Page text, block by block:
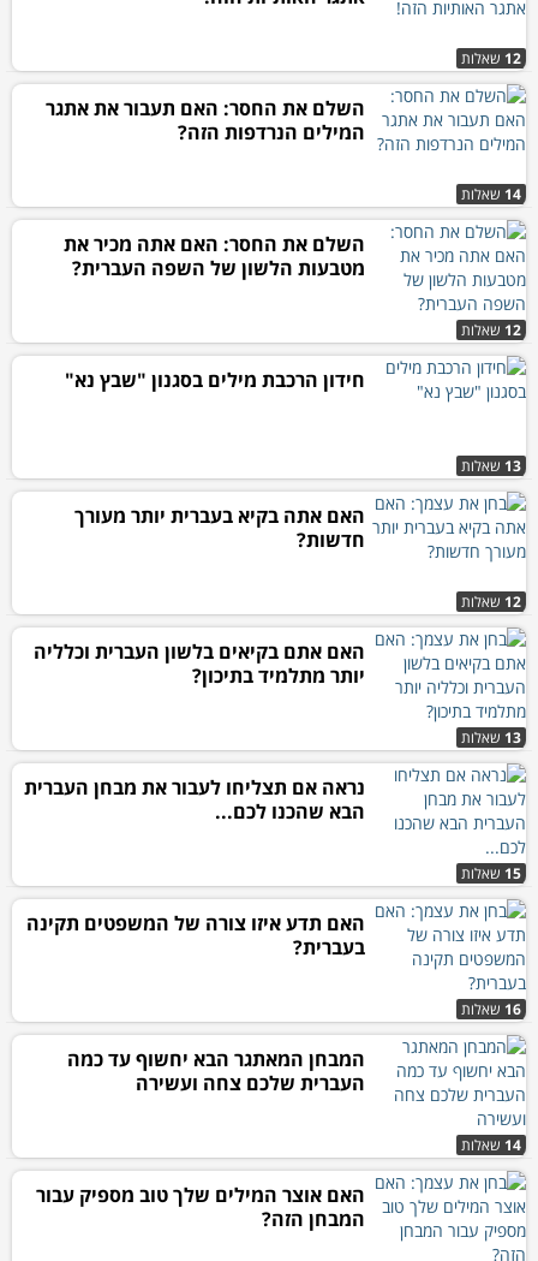
12 שאלות
14 שאלות
השלם את החסר: האם תעבור את אתגר
המילים הנרדפות הזה?
12 שאלות
השלם את החסר: האם אתה מכיר את
מטבעות הלשון של השפה העברית?
13 שאלות
חידון הרכבת מילים בסגנון "שבץ נא"
12 שאלות
האם אתה בקיא בעברית יותר מעורך
חדשות?
13 שאלות
האם אתם בקיאים בלשון העברית וכלליה
יותר מתלמיד בתיכון?
15 שאלות
נראה אם תצליחו לעבור את מבחן העברית
הבא שהכנו לכם...
16 שאלות
האם תדע איזו צורה של המשפטים תקינה
בעברית?
14 שאלות
המבחן המאתגר הבא יחשוף עד כמה
העברית שלכם צחה ועשירה
האם אוצר המילים שלך טוב מספיק עבור
המבחן הזה?